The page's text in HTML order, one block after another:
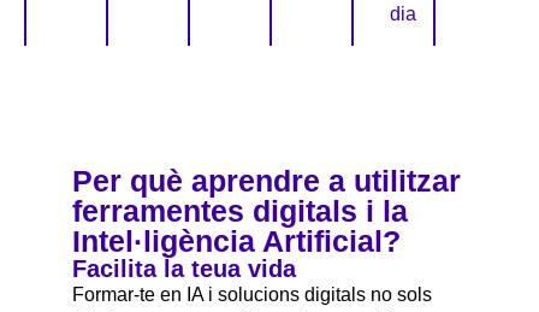
dia
Per què aprendre a utilitzar
ferramentes digitals i la
Intel·ligència Artificial?
Facilita la teua vida
Formar-te en IA i solucions digitals no sols